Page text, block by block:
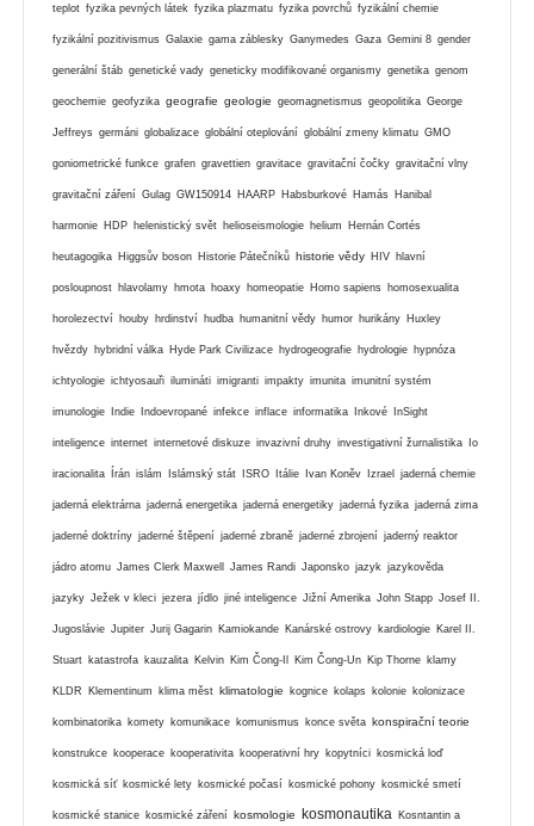
teplot fyzika pevných látek fyzika plazmatu fyzika povrchů fyzikální chemie
fyzikální pozitivismus Galaxie gama záblesky Ganymedes Gaza Gemini 8 gender
generální štáb genetické vady geneticky modifikované organismy genetika genom
geochemie geofyzika geografie geologie geomagnetismus geopolitika George
Jeffreys germáni globalizace globální oteplování globální zmeny klimatu GMO
goniometrické funkce grafen gravettien gravitace gravitační čočky gravitační vlny
gravitační záření Gulag GW150914 HAARP Habsburkové Hamás Hanibal
harmonie HDP helenistický svět helioseismologie helium Hernán Cortés
heutagogika Higgsův boson Historie Pátečníků historie vědy HIV hlavní
posloupnost hlavolamy hmota hoaxy homeopatie Homo sapiens homosexualita
horolezectví houby hrdinství hudba humanitní vědy humor hurikány Huxley
hvězdy hybridní válka Hyde Park Civilizace hydrogeografie hydrologie hypnóza
ichtyologie ichtyosauři ilumináti imigranti impakty imunita imunitní systém
imunologie Indie Indoevropané infekce inflace informatika Inkové InSight
inteligence internet internetové diskuze invazivní druhy investigativní žurnalistika Io
iracionalita Írán islám Islámský stát ISRO Itálie Ivan Koněv Izrael jaderná chemie
jaderná elektrárna jaderná energetika jaderná energetiky jaderná fyzika jaderná zima
jaderné doktríny jaderné štěpení jaderné zbraně jaderné zbrojení jaderný reaktor
jádro atomu James Clerk Maxwell James Randi Japonsko jazyk jazykověda
jazyky Ježek v kleci jezera jídlo jiné inteligence Jižní Amerika John Stapp Josef II.
Jugoslávie Jupiter Jurij Gagarin Kamiokande Kanárské ostrovy kardiologie Karel II.
Stuart katastrofa kauzalita Kelvin Kim Čong-Il Kim Čong-Un Kip Thorne klamy
KLDR Klementinum klima měst klimatologie kognice kolaps kolonie kolonizace
kombinatorika komety komunikace komunismus konce světa konspirační teorie
konstrukce kooperace kooperativita kooperativní hry kopytníci kosmická loď
kosmická síť kosmické lety kosmické počasí kosmické pohony kosmické smetí
kosmické stanice kosmické záření kosmologie kosmonautika Kosntantin a